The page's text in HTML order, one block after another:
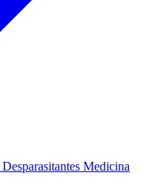
Desparasitantes Medicina